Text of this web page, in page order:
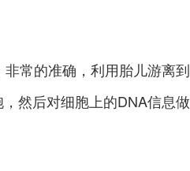
常的准确，利用胎儿游离到
然后对细胞上的DNA信息做